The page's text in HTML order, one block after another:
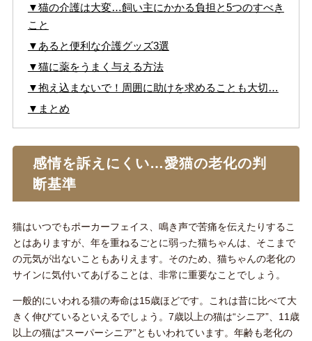
▼猫の介護は大変…飼い主にかかる負担と5つのすべき
こと
▼あると便利な介護グッズ3選
▼猫に薬をうまく与える方法
▼抱え込まないで！周囲に助けを求めることも大切…
▼まとめ
感情を訴えにくい…愛猫の老化の判
断基準
猫はいつでもポーカーフェイス、鳴き声で苦痛を伝えたりするこ
とはありますが、年を重ねるごとに弱った猫ちゃんは、そこまで
の元気が出ないこともありえます。そのため、猫ちゃんの老化の
サインに気付いてあげることは、非常に重要なことでしょう。
一般的にいわれる猫の寿命は15歳ほどです。これは昔に比べて大
きく伸びているといえるでしょう。7歳以上の猫は“シニア”、11歳
以上の猫は“スーパーシニア”ともいわれています。年齢も老化の